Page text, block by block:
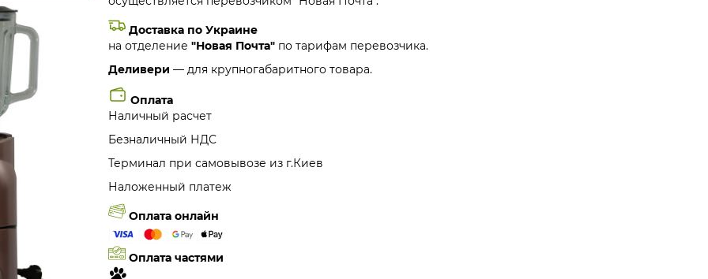
Доставка по Украине
на отделение"Новая Почта" по тарифам перевозчика.
Деливери — для крупногабаритного товара.
Оплата
Наличный расчет
Безналичный НДС
Терминал при самовывозе из г.Киев
Наложенный платеж
Оплата онлайн
Оплата частями